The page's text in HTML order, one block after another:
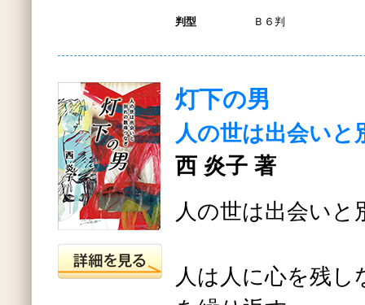
判型 Ｂ６判
灯下の男
人の世は出会いと
西 炎子 著
人の世は出会いと
人は人に心を残